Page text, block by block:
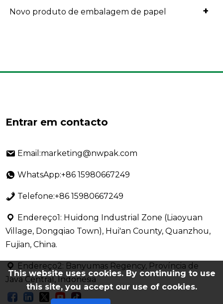
+
Novo produto de embalagem de papel
Entrar em contacto
Email:marketing@nwpak.com
WhatsApp:+86 15980667249
Telefone:+86 15980667249
Endereço1: Huidong Industrial Zone (Liaoyuan
Village, Dongqiao Town), Hui'an County, Quanzhou,
Fujian, China.
Endereço2: Banyumas Regency, Província de
Java Central, Indonésia
This website uses cookies. By continuing to use
this site, you accept our use of cookies.